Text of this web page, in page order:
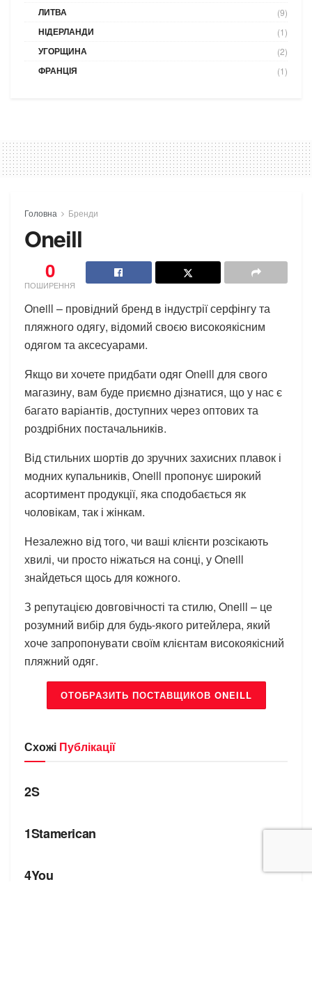
ЛИТВА (9)
НІДЕРЛАНДИ (1)
УГОРЩИНА (2)
ФРАНЦІЯ (1)
Головна Бренди
Oneill
0
ПОШИРЕННЯ
Oneill – провідний бренд в індустрії серфінгу та
пляжного одягу, відомий своєю високоякісним
одягом та аксесуарами.
Якщо ви хочете придбати одяг Oneill для свого
магазину, вам буде приємно дізнатися, що у нас є
багато варіантів, доступних через оптових та
роздрібних постачальників.
Від стильних шортів до зручних захисних плавок і
модних купальників, Oneill пропонує широкий
асортимент продукції, яка сподобається як
чоловікам, так і жінкам.
Незалежно від того, чи ваші клієнти розсікають
хвилі, чи просто ніжаться на сонці, у Oneill
знайдеться щось для кожного.
З репутацією довговічності та стилю, Oneill – це
розумний вибір для будь-якого ритейлера, який
хоче запропонувати своїм клієнтам високоякісний
пляжний одяг.
ОТОБРАЗИТЬ ПОСТАВЩИКОВ ONEILL
Схожі Публікації
БРЕНДИ
2S
1Stamerican
4You